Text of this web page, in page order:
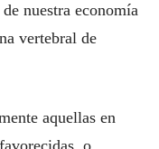
nuestra economía
vertebral de
aquellas en
o